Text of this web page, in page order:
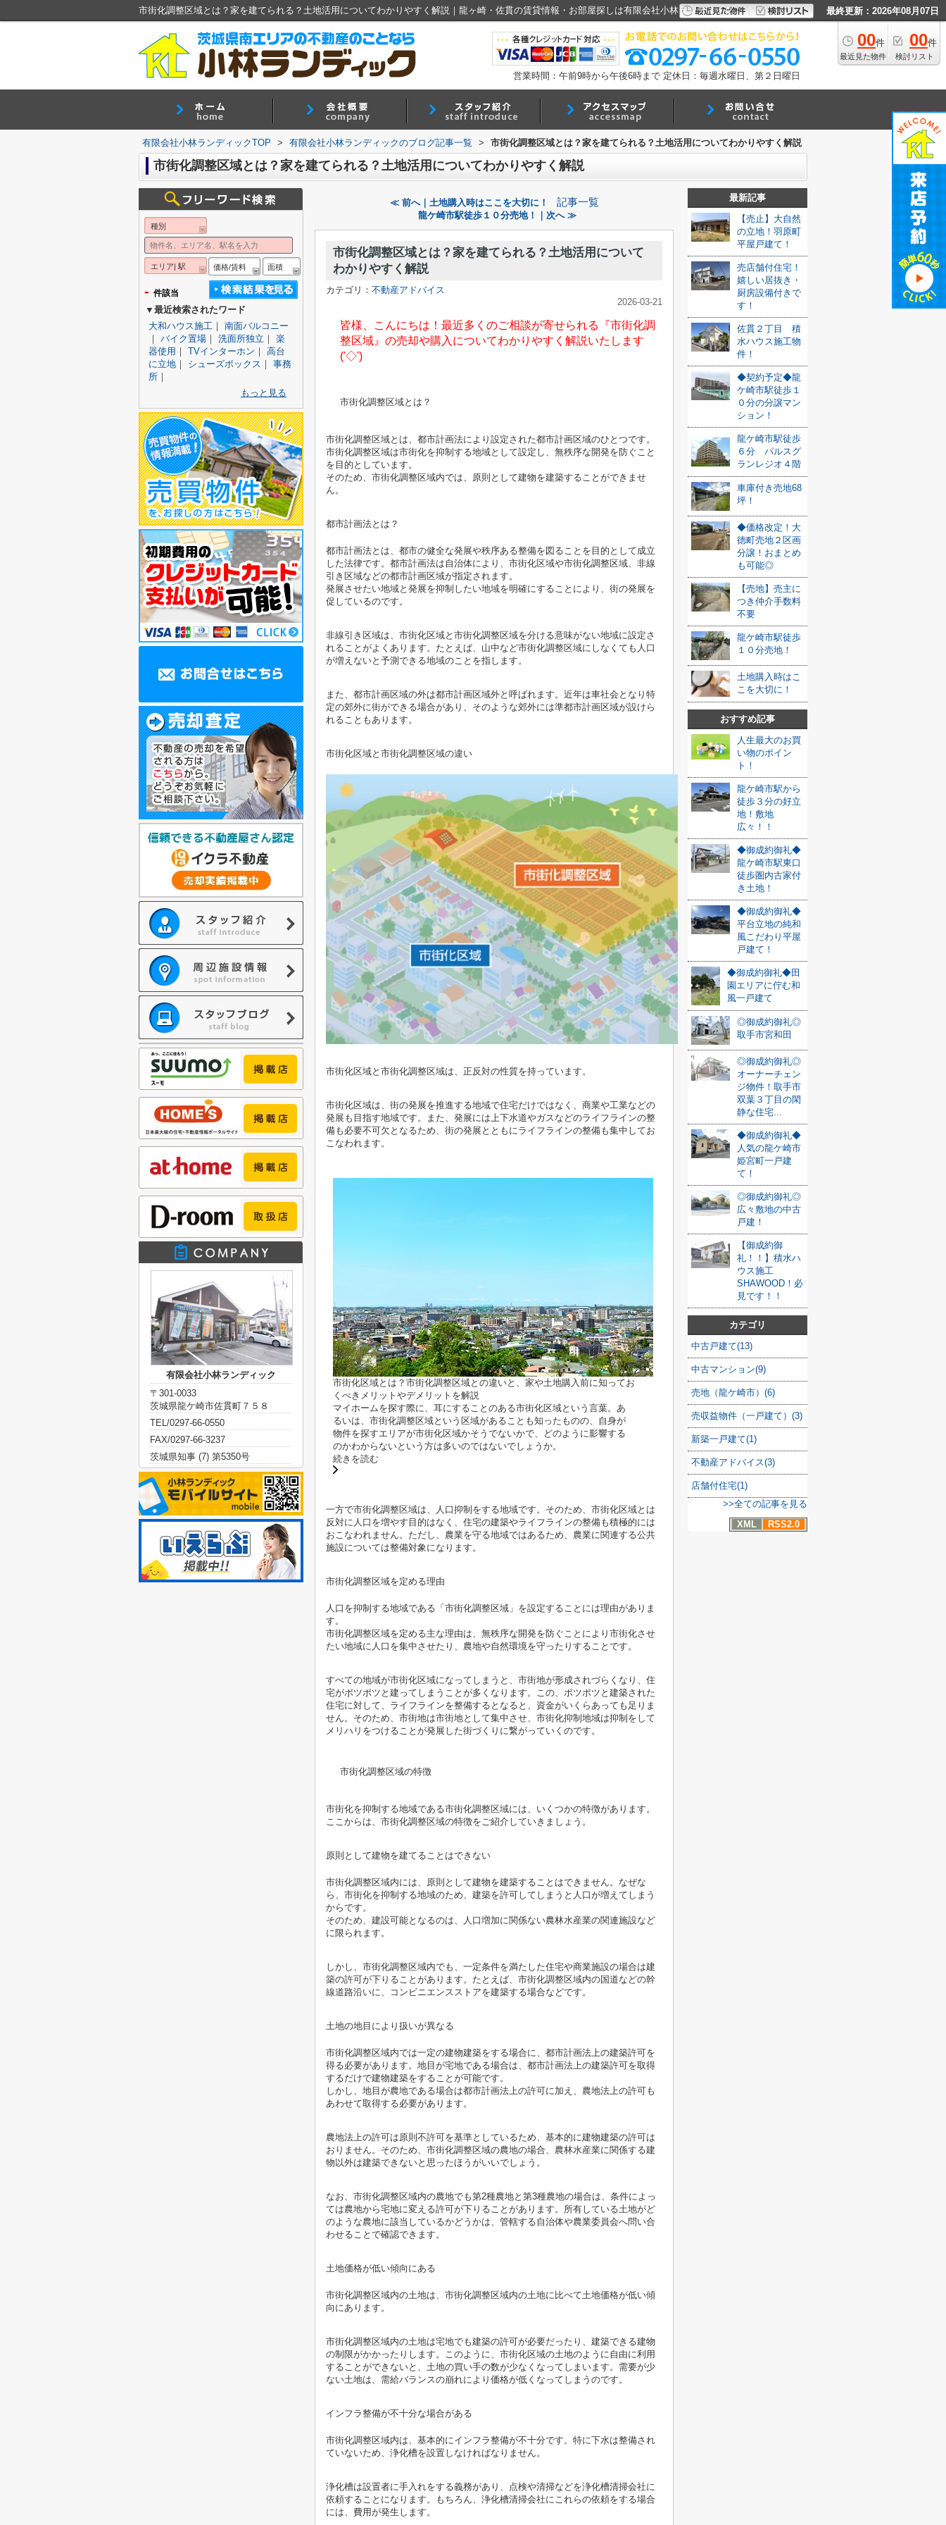
市街化調整区域とは？家を建てられる？土地活用についてわかりやすく解説｜龍ヶ崎・佐貫の賃貸情報・お部屋探しは有限会社小林ランディック 最終更新：2026年08月07日
00件
最近見た物件
00件
検討リスト
営業時間：午前9時から午後6時まで 定休日：毎週水曜日、第２日曜日
有限会社小林ランディックTOP > 有限会社小林ランディックのブログ記事一覧 > 市街化調整区域とは？家を建てられる？土地活用についてわかりやすく解説
市街化調整区域とは？家を建てられる？土地活用についてわかりやすく解説
≪ 前へ｜土地購入時はここを大切に！ 記事一覧
龍ケ崎市駅徒歩１０分売地！｜次へ ≫
市街化調整区域とは？家を建てられる？土地活用について
わかりやすく解説
カテゴリ： 不動産アドバイス
2026-03-21
皆様、こんにちは！最近多くのご相談が寄せられる『市街化調
整区域』の売却や購入についてわかりやすく解説いたします
('◇')ゞ
市街化調整区域とは？
市街化調整区域とは、都市計画法により設定された都市計画区域のひとつです。
市街化調整区域は市街化を抑制する地域として設定し、無秩序な開発を防ぐこと
を目的としています。
そのため、市街化調整区域内では、原則として建物を建築することができませ
ん。
都市計画法とは？
都市計画法とは、都市の健全な発展や秩序ある整備を図ることを目的として成立
した法律です。都市計画法は自治体により、市街化区域や市街化調整区域、非線
引き区域などの都市計画区域が指定されます。
発展させたい地域と発展を抑制したい地域を明確にすることにより、街の発展を
促しているのです。
非線引き区域は、市街化区域と市街化調整区域を分ける意味がない地域に設定さ
れることがよくあります。たとえば、山中など市街化調整区域にしなくても人口
が増えないと予測できる地域のことを指します。
また、都市計画区域の外は都市計画区域外と呼ばれます。近年は車社会となり特
定の郊外に街ができる場合があり、そのような郊外には準都市計画区域が設けら
れることもあります。
市街化区域と市街化調整区域の違い
市街化区域と市街化調整区域は、正反対の性質を持っています。
市街化区域は、街の発展を推進する地域で住宅だけではなく、商業や工業などの
発展も目指す地域です。また、発展には上下水道やガスなどのライフラインの整
備も必要不可欠となるため、街の発展とともにライフラインの整備も集中してお
こなわれます。
市街化区域とは？市街化調整区域との違いと、家や土地購入前に知ってお
くべきメリットやデメリットを解説
マイホームを探す際に、耳にすることのある市街化区域という言葉。あ
るいは、市街化調整区域という区域があることも知ったものの、自身が
物件を探すエリアが市街化区域かそうでないかで、どのように影響する
のかわからないという方は多いのではないでしょうか。
続きを読む
一方で市街化調整区域は、人口抑制をする地域です。そのため、市街化区域とは
反対に人口を増やす目的はなく、住宅の建築やライフラインの整備も積極的には
おこなわれません。ただし、農業を守る地域ではあるため、農業に関連する公共
施設については整備対象になります。
市街化調整区域を定める理由
人口を抑制する地域である「市街化調整区域」を設定することには理由がありま
す。
市街化調整区域を定める主な理由は、無秩序な開発を防ぐことにより市街化させ
たい地域に人口を集中させたり、農地や自然環境を守ったりすることです。
すべての地域が市街化区域になってしまうと、市街地が形成されづらくなり、住
宅がポツポツと建ってしまうことが多くなります。この、ポツポツと建築された
住宅に対して、ライフラインを整備するとなると、資金がいくらあっても足りま
せん。そのため、市街地は市街地として集中させ、市街化抑制地域は抑制をして
メリハリをつけることが発展した街づくりに繋がっていくのです。
市街化調整区域の特徴
市街化を抑制する地域である市街化調整区域には、いくつかの特徴があります。
ここからは、市街化調整区域の特徴をご紹介していきましょう。
原則として建物を建てることはできない
市街化調整区域内には、原則として建物を建築することはできません。なぜな
ら、市街化を抑制する地域のため、建築を許可してしまうと人口が増えてしまう
からです。
そのため、建設可能となるのは、人口増加に関係ない農林水産業の関連施設など
に限られます。
しかし、市街化調整区域内でも、一定条件を満たした住宅や商業施設の場合は建
築の許可が下りることがあります。たとえば、市街化調整区域内の国道などの幹
線道路沿いに、コンビニエンスストアを建築する場合などです。
土地の地目により扱いが異なる
市街化調整区域内では一定の建物建築をする場合に、都市計画法上の建築許可を
得る必要があります。地目が宅地である場合は、都市計画法上の建築許可を取得
するだけで建物建築をすることが可能です。
しかし、地目が農地である場合は都市計画法上の許可に加え、農地法上の許可も
あわせて取得する必要があります。
農地法上の許可は原則不許可を基準としているため、基本的に建物建築の許可は
おりません。そのため、市街化調整区域の農地の場合、農林水産業に関係する建
物以外は建築できないと思ったほうがいいでしょう。
なお、市街化調整区域内の農地でも第2種農地と第3種農地の場合は、条件によっ
ては農地から宅地に変える許可が下りることがあります。所有している土地がど
のような農地に該当しているかどうかは、管轄する自治体や農業委員会へ問い合
わせることで確認できます。
土地価格が低い傾向にある
市街化調整区域内の土地は、市街化調整区域内の土地に比べて土地価格が低い傾
向にあります。
市街化調整区域内の土地は宅地でも建築の許可が必要だったり、建築できる建物
の制限がかかったりします。このように、市街化区域の土地のように自由に利用
することができないと、土地の買い手の数が少なくなってしまいます。需要が少
ない土地は、需給バランスの崩れにより価格が低くなってしまうのです。
インフラ整備が不十分な場合がある
市街化調整区域内は、基本的にインフラ整備が不十分です。特に下水は整備され
ていないため、浄化槽を設置しなければなりません。
浄化槽は設置者に手入れをする義務があり、点検や清掃などを浄化槽清掃会社に
依頼することになります。もちろん、浄化槽清掃会社にこれらの依頼をする場合
には、費用が発生します。
最新記事
【売止】大自然
の立地！羽原町
平屋戸建て！
売店舗付住宅！
嬉しい居抜き・
厨房設備付きで
す！
佐貫２丁目 積
水ハウス施工物
件！
◆契約予定◆龍
ケ崎市駅徒歩１
０分の分譲マン
ション！
龍ケ崎市駅徒歩
６分 パルスグ
ランレジオ４階
車庫付き売地68
坪！
◆価格改定！大
徳町売地２区画
分譲！おまとめ
も可能◎
【売地】売主に
つき仲介手数料
不要
龍ケ崎市駅徒歩
１０分売地！
土地購入時はこ
こを大切に！
おすすめ記事
人生最大のお買
い物のポイン
ト！
龍ケ崎市駅から
徒歩３分の好立
地！敷地
広々！！
◆御成約御礼◆
龍ケ崎市駅東口
徒歩圏内古家付
き土地！
◆御成約御礼◆
平台立地の純和
風こだわり平屋
戸建て！
◆御成約御礼◆田
園エリアに佇む和
風一戸建て
◎御成約御礼◎
取手市宮和田
◎御成約御礼◎
オーナーチェン
ジ物件！取手市
双葉３丁目の閑
静な住宅...
◆御成約御礼◆
人気の龍ケ崎市
姫宮町一戸建
て！
◎御成約御礼◎
広々敷地の中古
戸建！
【御成約御
礼！！】積水ハ
ウス施工
SHAWOOD！必
見です！！
カテゴリ
中古戸建て(13)
中古マンション(9)
売地（龍ケ崎市）(6)
売収益物件（一戸建て）(3)
新築一戸建て(1)
不動産アドバイス(3)
店舗付住宅(1)
>>全ての記事を見る
XML
RSS2.0
種別
エリア| 駅 価格/賃料 面積
- 件該当
▼最近検索されたワード
大和ハウス施工 ｜ 南面バルコニー
｜ バイク置場 ｜ 洗面所独立 ｜ 楽
器使用 ｜ TVインターホン ｜ 高台
に立地 ｜ シューズボックス ｜ 事務
所 ｜
もっと見る
有限会社小林ランディック
〒301-0033
茨城県龍ケ崎市佐貫町７５８
TEL/0297-66-0550
FAX/0297-66-3237
茨城県知事 (7) 第5350号